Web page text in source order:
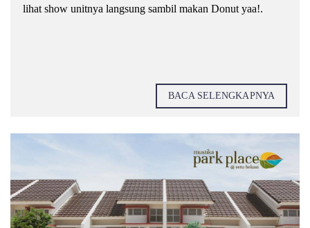
lihat show unitnya langsung sambil makan Donut yaa!.
BACA SELENGKAPNYA